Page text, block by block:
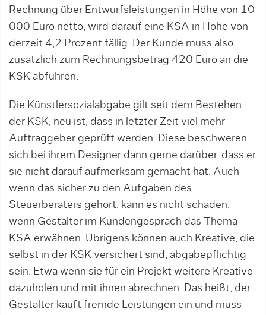
Rechnung über Entwurfsleistungen in Höhe von 10
000 Euro netto, wird darauf eine KSA in Höhe von
derzeit 4,2 Prozent fällig. Der Kunde muss also
zusätzlich zum Rechnungsbetrag 420 Euro an die
KSK abführen.
Die Künstlersozialabgabe gilt seit dem Bestehen
der KSK, neu ist, dass in letzter Zeit viel mehr
Auftrag­geber geprüft werden. Diese beschweren
sich bei ihrem Designer dann gerne darüber, dass er
sie nicht da­rauf aufmerksam gemacht hat. Auch
wenn das sicher zu den Aufgaben des
Steuerberaters gehört, kann es nicht scha­den,
wenn Gestalter im Kundengespräch das Thema
KSA erwähnen. Übrigens können auch Kreati­ve, die
selbst in der KSK versichert sind, abgabepflich­tig
sein. Etwa wenn sie für ein Projekt weitere Kreati­ve
dazuholen und mit ihnen abrechnen. Das heißt, der
Gestalter kauft fremde Leistungen ein und muss